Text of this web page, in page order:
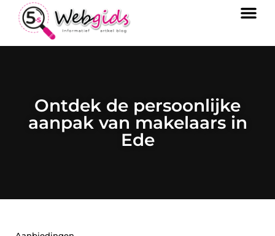
Ontdek de persoonlijke
aanpak van makelaars in
Ede